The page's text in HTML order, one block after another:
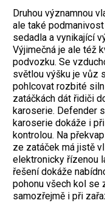
Druhou významnou
ale také
sedadla a vynikající
Výjimečná je ale též
podvozku. Se
světlou výšku je vůz
pohlcovat rozbité
zatáčkách dát řidiči
karoserie. Defender
karoserie dokáže i
kontrolou. Na
ze zatáček má jistě
elektronicky řízenou
řešení dokáže
pohonu všech kol se
samozřejmě i při